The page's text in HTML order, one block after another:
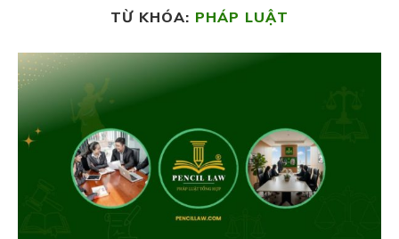
TỪ KHÓA: PHÁP LUẬT